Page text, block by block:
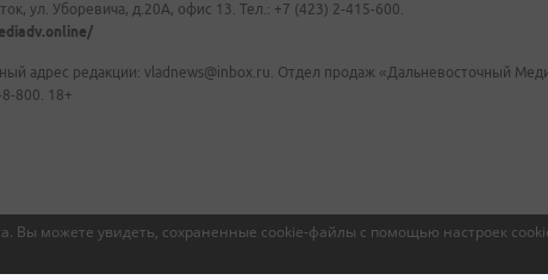
Вы можете увидеть, сохраненные cookie-файлы с помощью настроек
ул. Уборевича, д.20А, офис 13. Тел.: +7 (423) 2-415-600.
адрес редакции: vladnews@inbox.ru. Отдел продаж «Дальневосточный
800. 18+